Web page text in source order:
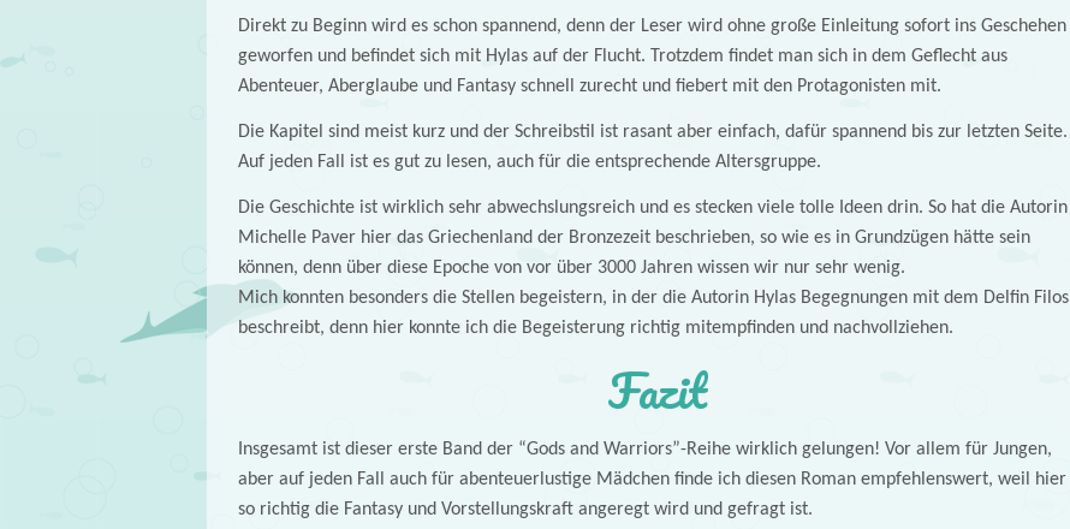
Direkt zu Beginn wird es schon spannend, denn der Leser wird ohne große Einleitung sofort ins Geschehen
geworfen und befindet sich mit Hylas auf der Flucht. Trotzdem findet man sich in dem Geflecht aus
Abenteuer, Aberglaube und Fantasy schnell zurecht und fiebert mit den Protagonisten mit.
Die Kapitel sind meist kurz und der Schreibstil ist rasant aber einfach, dafür spannend bis zur letzten Seite.
Auf jeden Fall ist es gut zu lesen, auch für die entsprechende Altersgruppe.
Die Geschichte ist wirklich sehr abwechslungsreich und es stecken viele tolle Ideen drin. So hat die Autorin
Michelle Paver hier das Griechenland der Bronzezeit beschrieben, so wie es in Grundzügen hätte sein
können, denn über diese Epoche von vor über 3000 Jahren wissen wir nur sehr wenig.
Mich konnten besonders die Stellen begeistern, in der die Autorin Hylas Begegnungen mit dem Delfin Filos
beschreibt, denn hier konnte ich die Begeisterung richtig mitempfinden und nachvollziehen.
Fazit
Insgesamt ist dieser erste Band der “Gods and Warriors”-Reihe wirklich gelungen! Vor allem für Jungen,
aber auf jeden Fall auch für abenteuerlustige Mädchen finde ich diesen Roman empfehlenswert, weil hier
so richtig die Fantasy und Vorstellungskraft angeregt wird und gefragt ist.